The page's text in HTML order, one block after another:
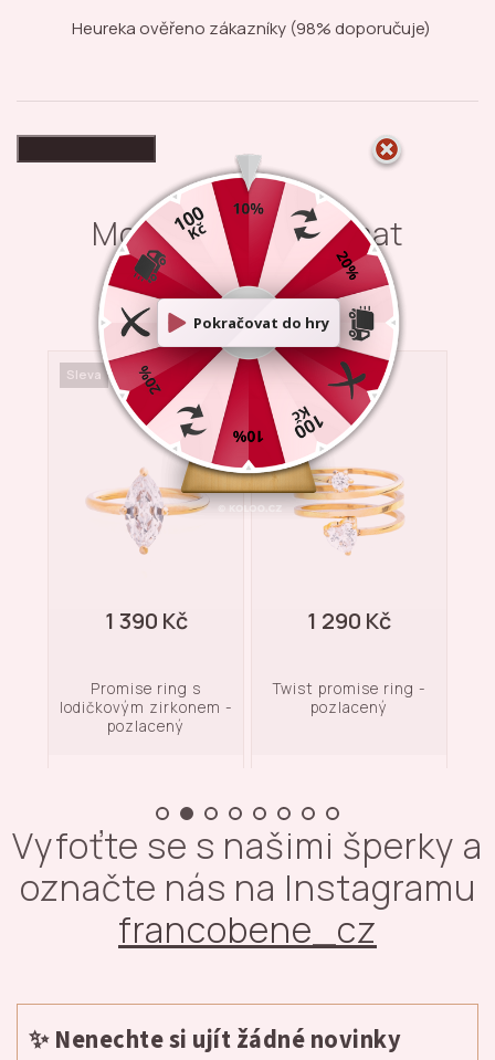
Heureka ověřeno zákazníky (98% doporučuje)
Mohlo by Vás zajímat
Sleva
Promise ring s
lodičkovým zirkonem -
pozlacený
1 390 Kč
Sleva
Twist promise ring -
pozlacený
1 290 Kč
Vyfoťte se s našimi šperky a
označte nás na Instagramu
francobene_cz
✨ Nenechte si ujít žádné novinky